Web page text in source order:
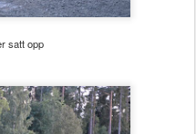
satt opp